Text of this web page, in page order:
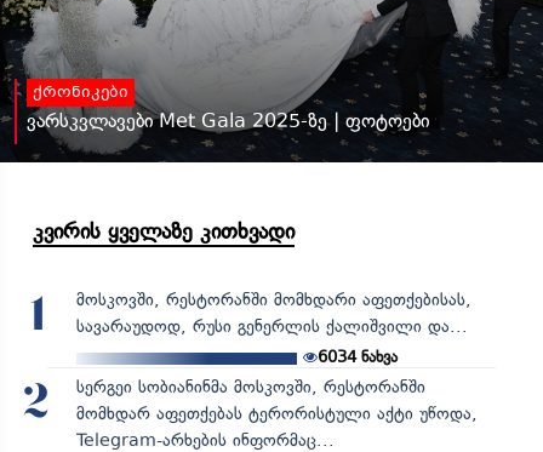
ქრონიკები
ვარსკვლავები Met Gala 2025-ზე | ფოტოები
კვირის ყველაზე კითხვადი
1
მოსკოვში, რესტორანში მომხდარი აფეთქებისას,
სავარაუდოდ, რუსი გენერლის ქალიშვილი და...
6034ნახვა
2
სერგეი სობიანინმა მოსკოვში, რესტორანში
მომხდარ აფეთქებას ტერორისტული აქტი უწოდა,
Telegram-არხების ინფორმაც...